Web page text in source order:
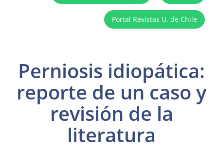
Portal Revistas U. de Chile
Perniosis idiopática:
reporte de un caso y
revisión de la
literatura